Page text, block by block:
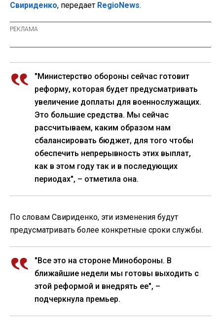
Свириденко, передает RegioNews.
"Министерство обороны сейчас готовит
реформу, которая будет предусматривать
увеличение доплаты для военнослужащих.
Это большие средства. Мы сейчас
рассчитываем, каким образом нам
сбалансировать бюджет, для того чтобы
обеспечить непрерывность этих выплат,
как в этом году так и в последующих
периодах", – отметила она.
По словам Свириденко, эти изменения будут
предусматривать более конкретные сроки службы.
"Все это на стороне Минобороны. В
ближайшие недели мы готовы выходить с
этой реформой и внедрять ее", –
подчеркнула премьер.